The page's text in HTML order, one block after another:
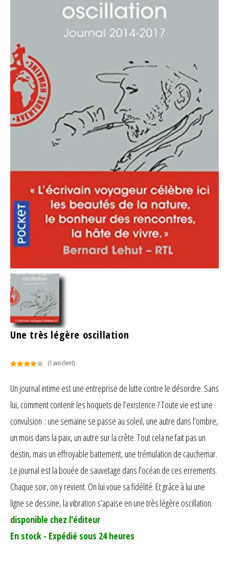
Une très légère oscillation
basé
sur
client
(1 avis client)
Un journal intime est une entreprise de lutte contre le désordre. Sans
lui, comment contenir les hoquets de l’existence ? Toute vie est une
convulsion : une semaine se passe au soleil, une autre dans l’ombre,
un mois dans la paix, un autre sur la crête. Tout cela ne fait pas un
destin, mais un effroyable battement, une trémulation de cauchemar.
Le journal est la bouée de sauvetage dans l’océan de ces errements.
Chaque soir, on y revient. On lui voue sa fidélité. Et grâce à lui une
ligne se dessine, la vibration s’apaise en une très légère oscillation.
disponible chez l'éditeur
En stock - Expédié sous 24 heures